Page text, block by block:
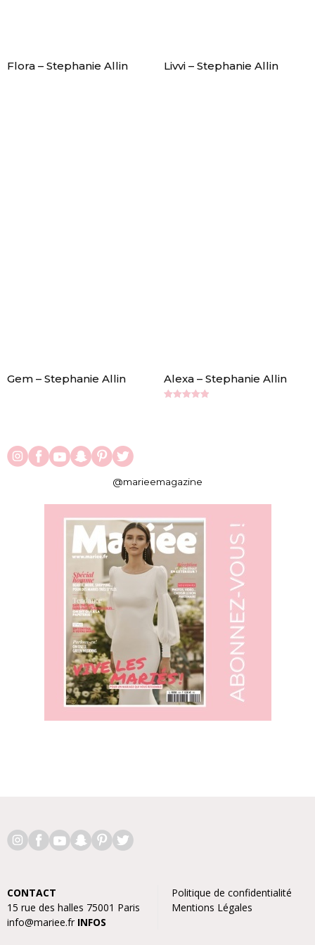
Flora – Stephanie Allin Livvi – Stephanie Allin
Gem – Stephanie Allin Alexa – Stephanie Allin
@marieemagazine
CONTACT
15 rue des halles 75001 Paris
info@mariee.fr INFOS
Politique de confidentialité
Mentions Légales